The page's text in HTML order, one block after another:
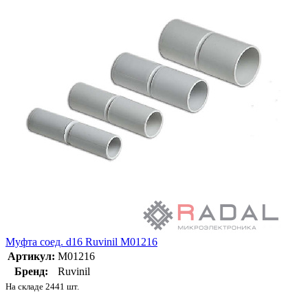
Муфта соед. d16 Ruvinil М01216
Артикул: М01216
Бренд:
Ruvinil
На складе 2441 шт.